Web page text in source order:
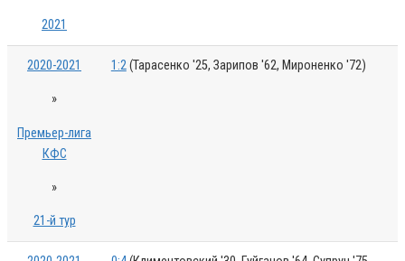
2021
2020-2021
»
Премьер-лига
КФС
»
21-й тур
1:2(Тарасенко '25, Зарипов '62, Мироненко '72)